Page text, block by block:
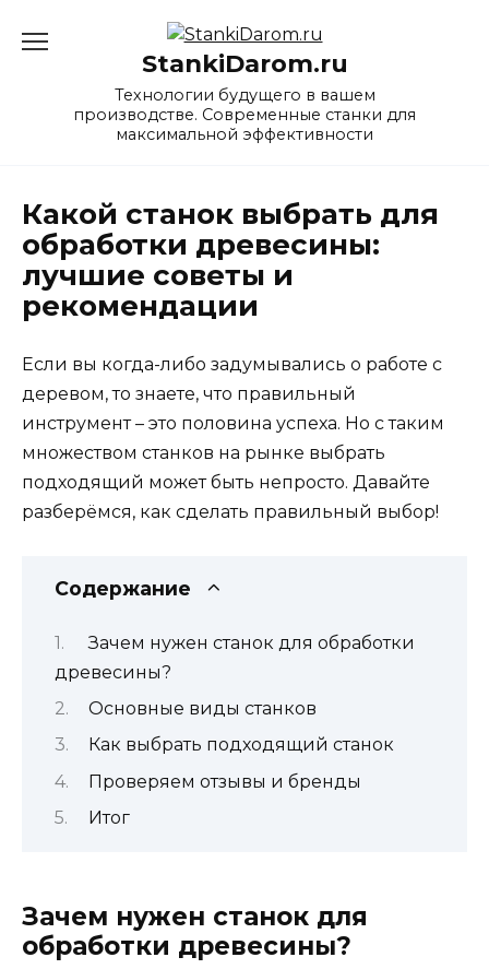
StankiDarom.ru
Технологии будущего в вашем
производстве. Современные станки для
максимальной эффективности
Какой станок выбрать для
обработки древесины:
лучшие советы и
рекомендации
Если вы когда-либо задумывались о работе с
деревом, то знаете, что правильный
инструмент – это половина успеха. Но с таким
множеством станков на рынке выбрать
подходящий может быть непросто. Давайте
разберёмся, как сделать правильный выбор!
Содержание
Зачем нужен станок для обработки
древесины?
Основные виды станков
Как выбрать подходящий станок
Проверяем отзывы и бренды
Итог
Зачем нужен станок для
обработки древесины?